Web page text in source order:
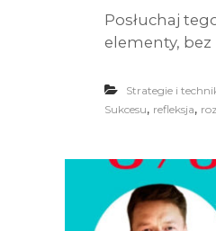
Posłuchaj
elementy, bez
Strategie i
Sukcesu, refleksja,